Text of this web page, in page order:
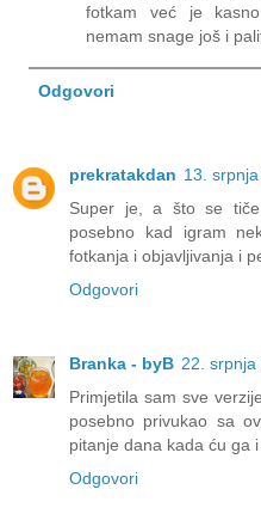
fotkam već je
nemam snage još i
Odgovori
prekratakdan 13.
Super je, a što se
posebno kad igram
fotkanja i objavljivanja i
Odgovori
Branka - byB 22. srpnja
Primjetila sam sve
posebno privukao sa
pitanje dana kada ću ga
Odgovori